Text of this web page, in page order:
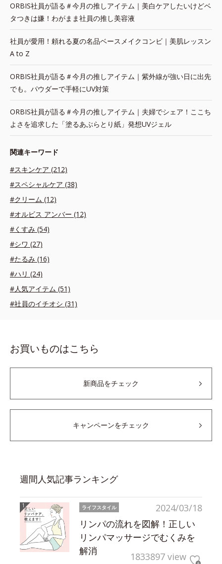
ORBIS社員が語る＃今月の推しアイテム｜美白ケアしたいけどベ
タつきは嫌！わがまま社員の推し美容液
社員が愛用！頼れる夏の名品ベースメイクコンビ｜美肌レッスン
A to Z
ORBIS社員が語る＃今月の推しアイテム｜紫外線が強い日に出先
でも。パウダーで手軽にUV対策
ORBIS社員が語る＃今月の推しアイテム｜夫婦でシェア！ここち
よさを追求した「塗るあぶらとり紙」発想UVジェル
関連キーワード
#スキンケア (212)
#スペシャルケア (38)
#クリーム (12)
#オルビス アンバー (12)
#くすみ (54)
#シワ (27)
#たるみ (16)
#ハリ (24)
#人気アイテム (51)
#社員のイチオシ (31)
お買いものはこちら
新商品をチェック
キャンペーンをチェック
週間人気記事ランキング
2024/03/18
ライフスタイル
リンパの流れを図解！正しい
リンパマッサージでむくみを
解消
1833897 view